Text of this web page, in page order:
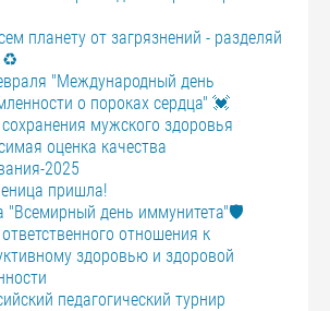
планету от загрязнений - разделяй
♻️
"Международный день
о пороках сердца" 💓
мужского здоровья
оценка качества
2025
пришла!
"Всемирный день иммунитета"🛡️
отношения к
здоровью и здоровой
педагогический турнир